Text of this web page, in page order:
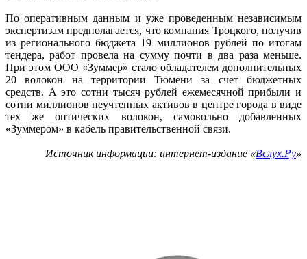
По оперативным данным и уже проведенным независимым
экспертизам предполагается, что компания Троцкого, получив
из регионального бюджета 19 миллионов рублей по итогам
тендера, работ провела на сумму почти в два раза меньше.
При этом ООО «Зуммер» стало обладателем дополнительных
20 волокон на территории Тюмени за счет бюджетных
средств. А это сотни тысяч рублей ежемесячной прибыли и
сотни миллионов неучтенных активов в центре города в виде
тех же оптических волокон, самовольно добавленных
«Зуммером» в кабель правительственной связи.
Источник информации: интернет-издание «Вслух.Ру»